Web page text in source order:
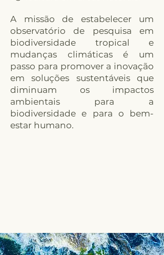
A missão de estabelecer um
observatório de pesquisa em
biodiversidade tropical e
mudanças climáticas é um
passo para promover a inovação
em soluções sustentáveis que
diminuam os impactos
ambientais para a
biodiversidade e para o bem-
estar humano.